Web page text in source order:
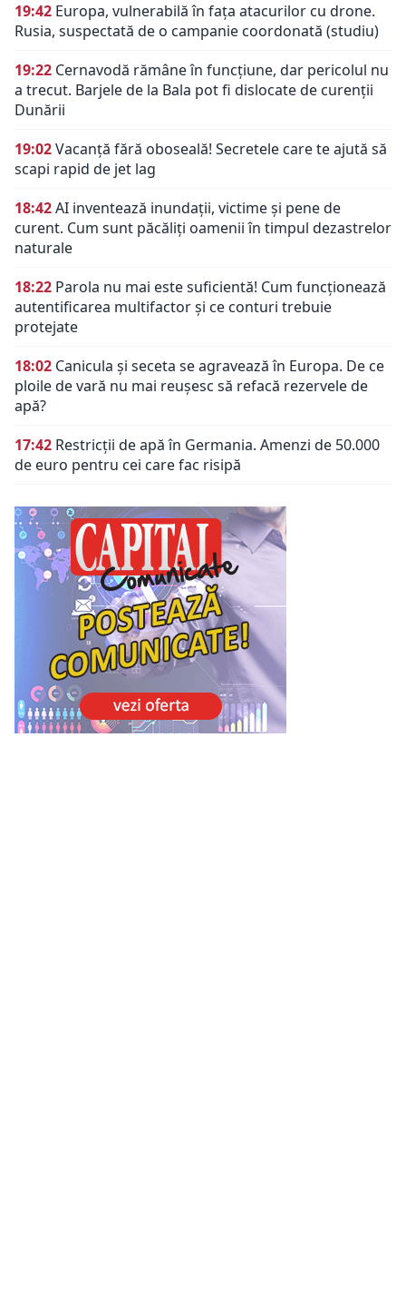
19:42 Europa, vulnerabilă în fața atacurilor cu drone.
Rusia, suspectată de o campanie coordonată (studiu)
19:22 Cernavodă rămâne în funcțiune, dar pericolul nu
a trecut. Barjele de la Bala pot fi dislocate de curenții
Dunării
19:02Vacanță fără oboseală! Secretele care te ajută să
scapi rapid de jet lag
18:42AI inventează inundații, victime și pene de
curent. Cum sunt păcăliți oamenii în timpul dezastrelor
naturale
18:22 Parola nu mai este suficientă! Cum funcționează
autentificarea multifactor și ce conturi trebuie
protejate
18:02 Canicula și seceta se agravează în Europa. De ce
ploile de vară nu mai reușesc să refacă rezervele de
apă?
17:42 Restricții de apă în Germania. Amenzi de 50.000
de euro pentru cei care fac risipă